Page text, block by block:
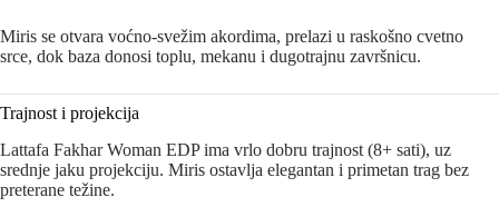
Miris se otvara voćno-svežim akordima, prelazi u raskošno cvetno
srce, dok baza donosi toplu, mekanu i dugotrajnu završnicu.
Trajnost i projekcija
Lattafa Fakhar Woman EDP ima vrlo dobru trajnost (8+ sati), uz
srednje jaku projekciju. Miris ostavlja elegantan i primetan trag bez
preterane težine.